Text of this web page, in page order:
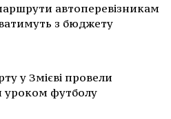
автоперевізникам
з бюджету
у Змієві провели
уроком футболу